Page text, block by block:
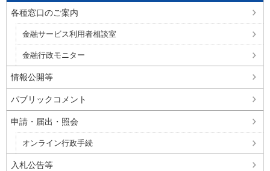
各種窓口のご案内
金融サービス利用者相談室
金融行政モニター
情報公開等
パブリックコメント
申請・届出・照会
オンライン行政手続
入札公告等